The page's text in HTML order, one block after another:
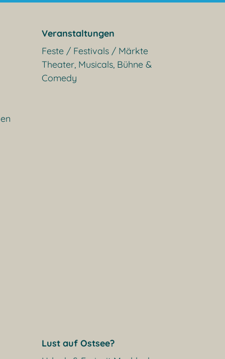
Veranstaltungen
Feste / Festivals / Märkte
Theater, Musicals, Bühne &
Comedy
Lust auf Ostsee?